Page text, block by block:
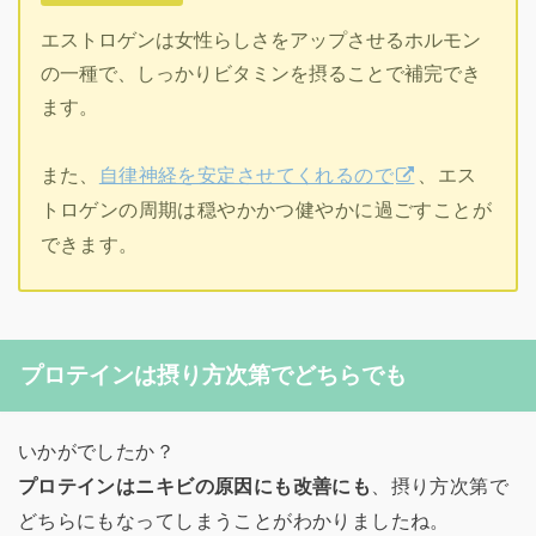
エストロゲンは女性らしさをアップさせるホルモン
の一種で、しっかりビタミンを摂ることで補完でき
ます。
また、 自律神経を安定させてくれるので
、エス
トロゲンの周期は穏やかかつ健やかに過ごすことが
できます。
プロテインは摂り方次第でどちらでも
いかがでしたか？
プロテインはニキビの原因にも改善にも
、摂り方次第で
どちらにもなってしまうことがわかりましたね。